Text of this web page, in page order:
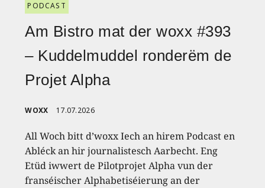
PODCAST
Am Bistro mat der woxx #393
– Kuddelmuddel ronderëm de
Projet Alpha
WOXX 17.07.2026
All Woch bitt d’woxx Iech an hirem Podcast en
Abléck an hir journalistesch Aarbecht. Eng
Etüd iwwert de Pilotprojet Alpha vun der
franséischer Alphabetiséierung an der